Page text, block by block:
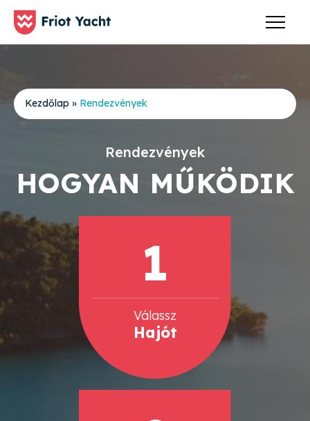
Kezdőlap » Rendezvények
Rendezvények
HOGYAN MŰKÖDIK
1
Válassz
Hajót